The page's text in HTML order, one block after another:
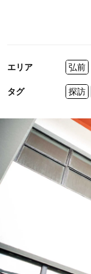
エリア 弘前
タグ 探訪